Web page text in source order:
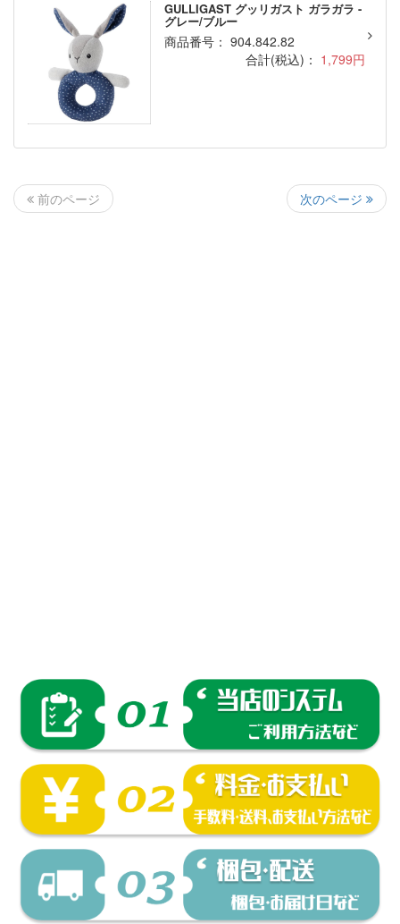
GULLIGAST グッリガスト ガラガラ -
グレー/ブルー
商品番号： 904.842.82
合計(税込)： 1,799円
前のページ 次のページ